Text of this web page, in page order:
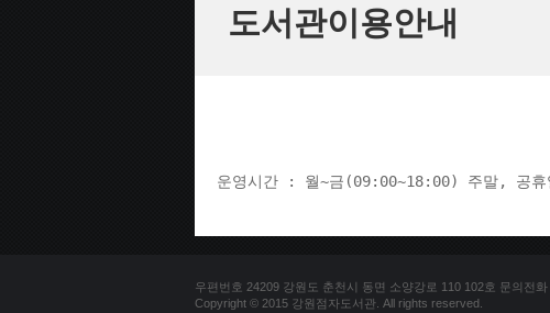
도서관이용안내
운영시간 : 월~금(09:00~18:00) 주말, 공휴
우편번호 24209 강원도 춘천시 동면 소양강로 110 102호 문의전
Copyright © 2015 강원점자도서관. All rights reserved.